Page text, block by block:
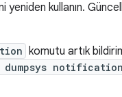
yeniden kullanın.
komutu artık